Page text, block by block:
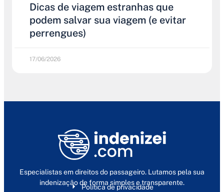
Dicas de viagem estranhas que
podem salvar sua viagem (e evitar
perrengues)
17/06/2026
Especialistas em direitos do passageiro. Lutamos pela sua
indenização de forma simples e transparente.
Política de privacidade